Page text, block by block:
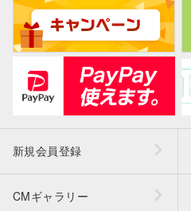
新規会員登録
CMギャラリー